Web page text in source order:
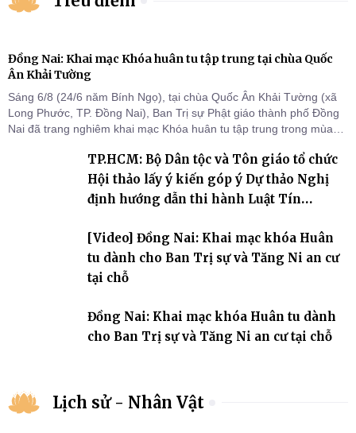
Đồng Nai: Khai mạc Khóa huân tu tập trung tại chùa Quốc
Ân Khải Tường
Sáng 6/8 (24/6 năm Bính Ngọ), tại chùa Quốc Ân Khải Tường (xã
Long Phước, TP. Đồng Nai), Ban Trị sự Phật giáo thành phố Đồng
Nai đã trang nghiêm khai mạc Khóa huân tu tập trung trong mùa
chỗ khu vực VII, VIII và trường hạ chùa Quốc Ân Khải Tường.
TP.HCM: Bộ Dân tộc và Tôn giáo tổ chức
Hội thảo lấy ý kiến góp ý Dự thảo Nghị
định hướng dẫn thi hành Luật Tín
[Video] Đồng Nai: Khai mạc khóa Huân
tu dành cho Ban Trị sự và Tăng Ni an cư
tại chỗ
Đồng Nai: Khai mạc khóa Huân tu dành
cho Ban Trị sự và Tăng Ni an cư tại chỗ
Lịch sử - Nhân Vật